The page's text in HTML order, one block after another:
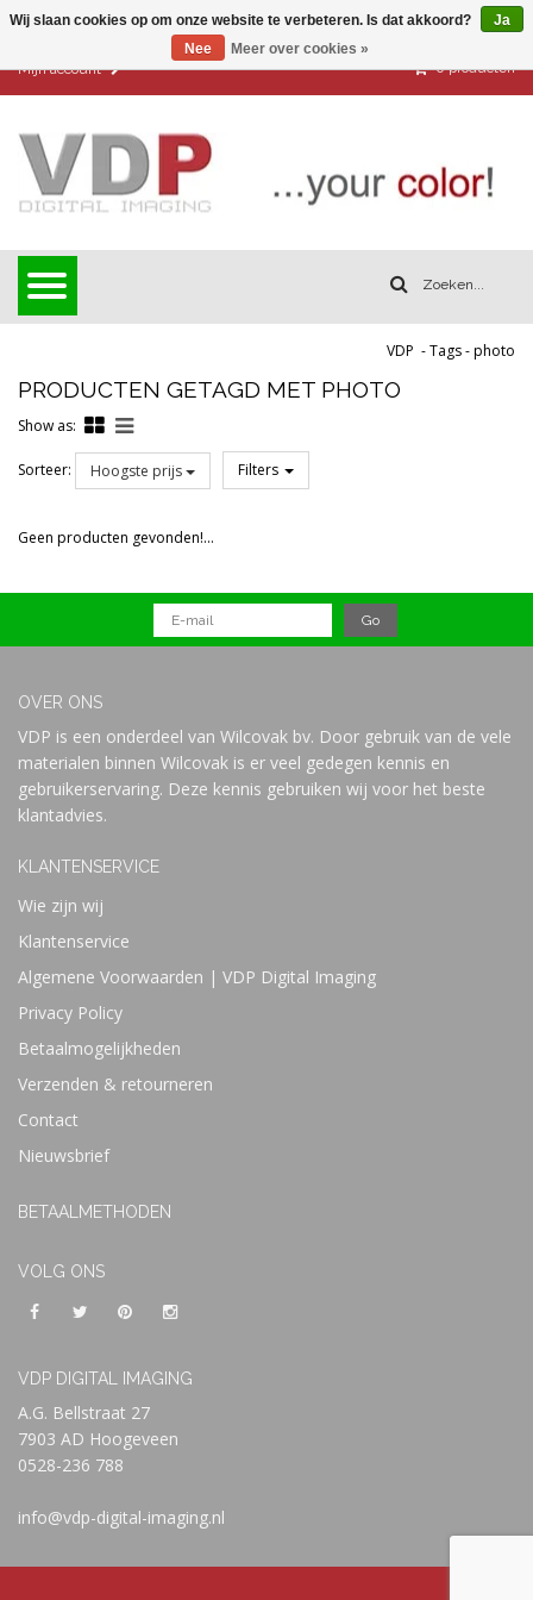
Mijn account 0 producten
VDP -Tags-photo
PRODUCTEN GETAGD MET PHOTO
Show as:
Sorteer: Hoogste prijs Filters
Prijs
Geen producten gevonden!...
OVER ONS
VDP is een onderdeel van Wilcovak bv. Door gebruik van de vele
materialen binnen Wilcovak is er veel gedegen kennis en
gebruikerservaring. Deze kennis gebruiken wij voor het beste
klantadvies.
KLANTENSERVICE
Wie zijn wij
Klantenservice
Algemene Voorwaarden | VDP Digital Imaging
Privacy Policy
Betaalmogelijkheden
Verzenden & retourneren
Contact
Nieuwsbrief
BETAALMETHODEN
VOLG ONS
VDP DIGITAL IMAGING
A.G. Bellstraat 27
7903 AD Hoogeveen
0528-236 788
info@vdp-digital-imaging.nl
Wij slaan cookies op om onze website te verbeteren. Is dat akkoord?
Ja
Nee
Meer over cookies »